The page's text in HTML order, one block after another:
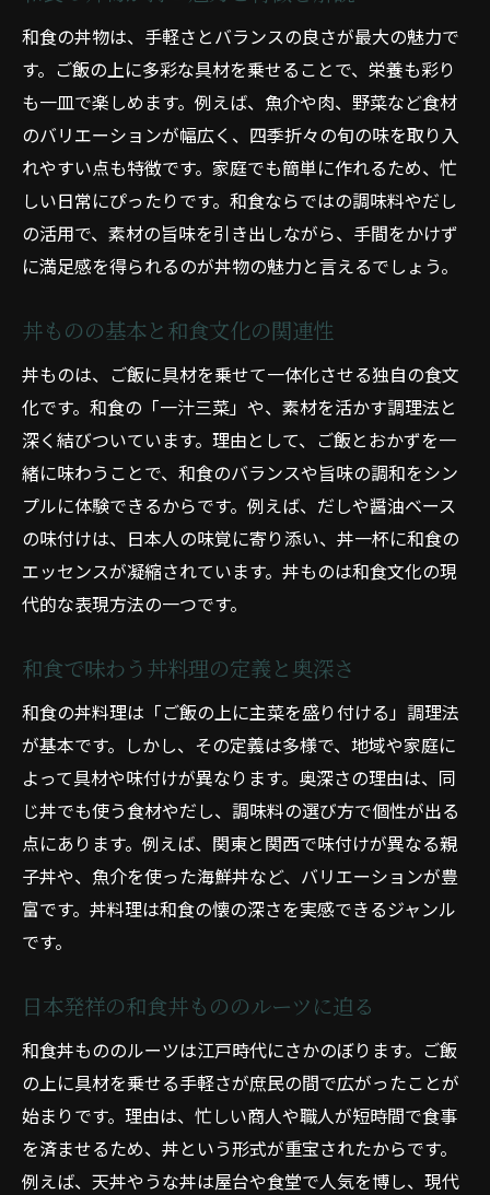
和食を楽しむ人気丼物の選び方ガイド
丼ものレシピ人気の和食バリエーション
和食の丼ものランキング傾向を解説
丼料理の歴史と和食文化の魅力
和食丼物の歴史と発展の背景を探る
伝統和食としての丼もの文化を解説
丼料理が和食文化に与えた影響とは
和食丼料理の起源と日本の食習慣
和食丼物の歴史を知ると楽しさ倍増
ふたのマナーから学ぶ丼ものの作法
和食丼もののふたマナーを知ろう
丼ものを和食らしく食べる作法の基本
和食の丼料理で守りたい食事マナー
丼もののふたと和食作法の関係を解説
正しい和食丼もののいただき方を伝授
和食丼ものを美しく食べるコツとマナー
和食で簡単激ウマ丼レシピを厳選紹介
家庭で作れる和食丼物の人気レシピ集
激ウマ和食丼ものの簡単作り方ガイド
和食丼レシピで忙しい日も大満足
和食の丼ものレシピで食卓を豊かに
すぐできる和食丼物の裏ワザレシピ
簡単和食丼物で忙しい日の夕飯を解決
すぐできる和食丼もののコツと工程
和食丼料理でめんどくさい時も安心
時短和食丼ものレシピで毎日楽しく
人気の簡単和食どんぶりで満足食卓
和食の丼物は、手軽さとバランスの良さが最大の魅力で
す。ご飯の上に多彩な具材を乗せることで、栄養も彩り
も一皿で楽しめます。例えば、魚介や肉、野菜など食材
のバリエーションが幅広く、四季折々の旬の味を取り入
れやすい点も特徴です。家庭でも簡単に作れるため、忙
しい日常にぴったりです。和食ならではの調味料やだし
の活用で、素材の旨味を引き出しながら、手間をかけず
に満足感を得られるのが丼物の魅力と言えるでしょう。
丼ものの基本と和食文化の関連性
丼ものは、ご飯に具材を乗せて一体化させる独自の食文
化です。和食の「一汁三菜」や、素材を活かす調理法と
深く結びついています。理由として、ご飯とおかずを一
緒に味わうことで、和食のバランスや旨味の調和をシン
プルに体験できるからです。例えば、だしや醤油ベース
の味付けは、日本人の味覚に寄り添い、丼一杯に和食の
エッセンスが凝縮されています。丼ものは和食文化の現
代的な表現方法の一つです。
和食で味わう丼料理の定義と奥深さ
和食の丼料理は「ご飯の上に主菜を盛り付ける」調理法
が基本です。しかし、その定義は多様で、地域や家庭に
よって具材や味付けが異なります。奥深さの理由は、同
じ丼でも使う食材やだし、調味料の選び方で個性が出る
点にあります。例えば、関東と関西で味付けが異なる親
子丼や、魚介を使った海鮮丼など、バリエーションが豊
富です。丼料理は和食の懐の深さを実感できるジャンル
です。
日本発祥の和食丼もののルーツに迫る
和食丼もののルーツは江戸時代にさかのぼります。ご飯
の上に具材を乗せる手軽さが庶民の間で広がったことが
始まりです。理由は、忙しい商人や職人が短時間で食事
を済ませるため、丼という形式が重宝されたからです。
例えば、天丼やうな丼は屋台や食堂で人気を博し、現代